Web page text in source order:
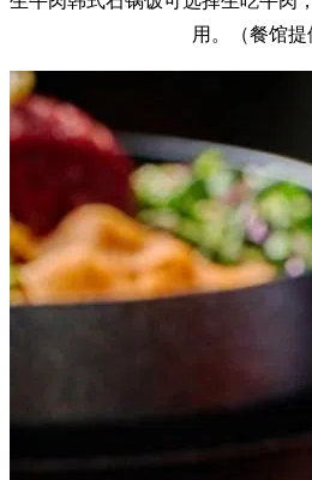
用。（餐馆提